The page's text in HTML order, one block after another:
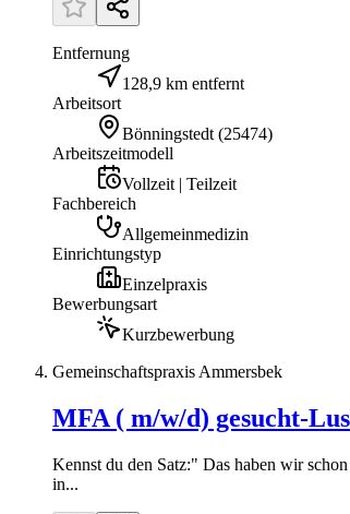
Entfernung
128,9 km entfernt
Arbeitsort
Bönningstedt (25474)
Arbeitszeitmodell
Vollzeit | Teilzeit
Fachbereich
Allgemeinmedizin
Einrichtungstyp
Einzelpraxis
Bewerbungsart
Kurzbewerbung
Gemeinschaftspraxis Ammersbek
MFA ( m/w/d) gesucht-
Kennst du den Satz:" Das haben wir
in...